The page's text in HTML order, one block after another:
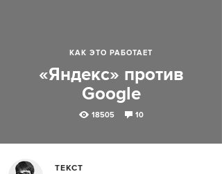
КАК ЭТО РАБОТАЕТ
«Яндекс» против
Google
18505 10
ТЕКСТ